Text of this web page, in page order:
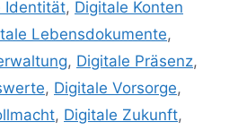
Identität, Digitale Konten
Lebensdokumente,
, Digitale Präsenz,
, Digitale Vorsorge,
, Digitale Zukunft,